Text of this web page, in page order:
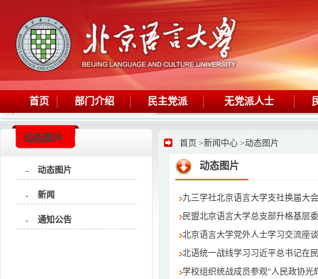
首页 部门介绍 民主党派 无党派人士
动态图片
- 动态图片
- 新闻
- 通知公告
首页 >新闻中心 >动态图片
动态图片
九三学社北京语言大学支社换届大
民盟北京语言大学总支部升格基层
北京语言大学党外人士学习交流座
北语统一战线学习习近平总书记在
学校组织统战成员参观“人民政协光